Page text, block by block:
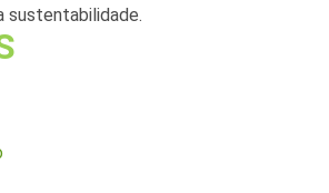
sustentabilidade.